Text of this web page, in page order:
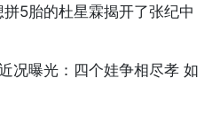
5胎的杜星霖揭开了张纪中
况曝光：四个娃争相尽孝 如